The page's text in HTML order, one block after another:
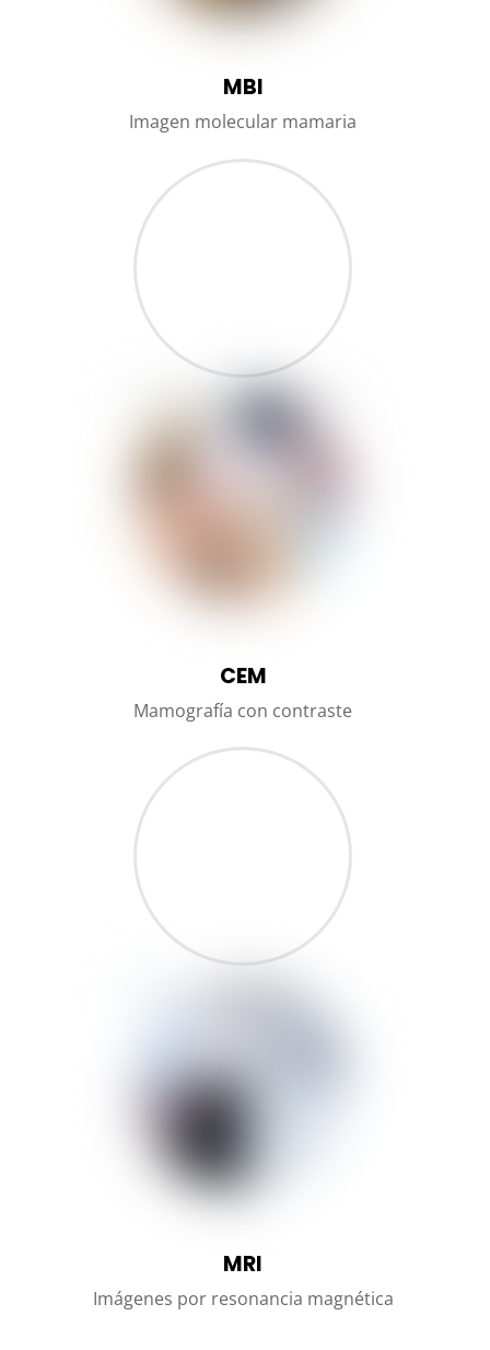
MBI
Imagen molecular mamaria
CEM
Mamografía con contraste
MRI
Imágenes por resonancia magnética